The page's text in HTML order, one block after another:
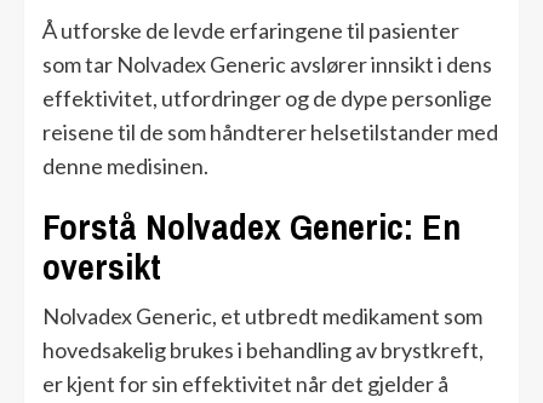
Å utforske de levde erfaringene til pasienter
som tar Nolvadex Generic avslører innsikt i dens
effektivitet, utfordringer og de dype personlige
reisene til de som håndterer helsetilstander med
denne medisinen.
Forstå Nolvadex Generic: En
oversikt
Nolvadex Generic, et utbredt medikament som
hovedsakelig brukes i behandling av brystkreft,
er kjent for sin effektivitet når det gjelder å